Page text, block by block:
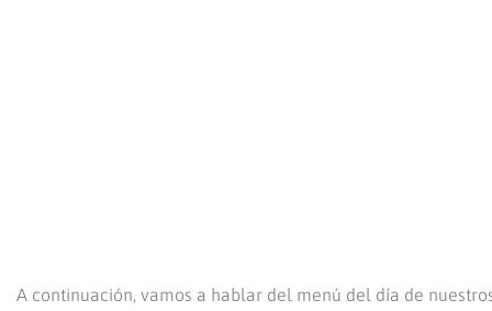
A continuación, vamos a hablar del menú del día de